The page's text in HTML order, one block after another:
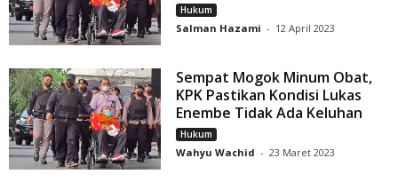
Hukum
Salman Hazami - 12 April 2023
Sempat Mogok Minum Obat,
KPK Pastikan Kondisi Lukas
Enembe Tidak Ada Keluhan
Hukum
Wahyu Wachid - 23 Maret 2023